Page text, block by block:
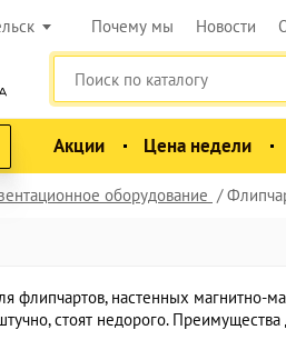
Почему мы Новости
Акции Цена недели
оборудование
флипчартов, настенных
стоят недорого.